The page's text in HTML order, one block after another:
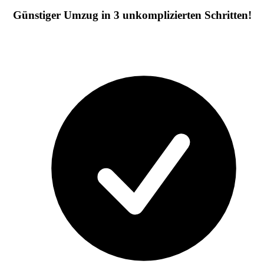
Günstiger Umzug in 3 unkomplizierten Schritten!